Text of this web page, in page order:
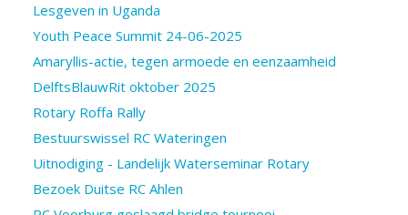
Lesgeven in Uganda
Youth Peace Summit 24-06-2025
Amaryllis-actie, tegen armoede en eenzaamheid
DelftsBlauwRit oktober 2025
Rotary Roffa Rally
Bestuurswissel RC Wateringen
Uitnodiging - Landelijk Waterseminar Rotary
Bezoek Duitse RC Ahlen